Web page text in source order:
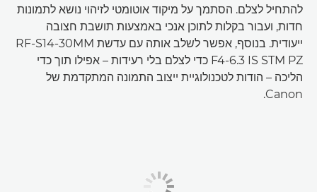
להתחיל לצלם. הסתמך על מיקוד אוטומטי לזיהוי נושא לתמונות
חדות, ועבור בקלות לתוכן אנכי באמצעות תושבת חצובה
ייעודית. בנוסף, אפשר לשלב אותה עם עדשת RF-S14-30MM
F4-6.3 IS STM PZ כדי לצלם בלי רעידות – אפילו תוך כדי
הליכה – הודות לטכנולוגיית ייצוב התמונה המתקדמת של
Canon.